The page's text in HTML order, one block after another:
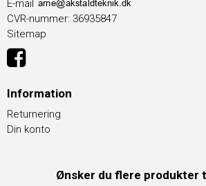
E-mail
CVR-nummer: 36935847
Sitemap
Information
Returnering
Din konto
Ønsker du flere produkter